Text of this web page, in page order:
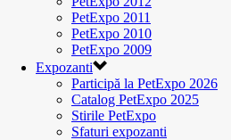
PetExpo 2011
PetExpo 2010
PetExpo 2009
Expozanti
Participă la PetExpo 2026
Catalog PetExpo 2025
Stirile PetExpo
Sfaturi expozanti